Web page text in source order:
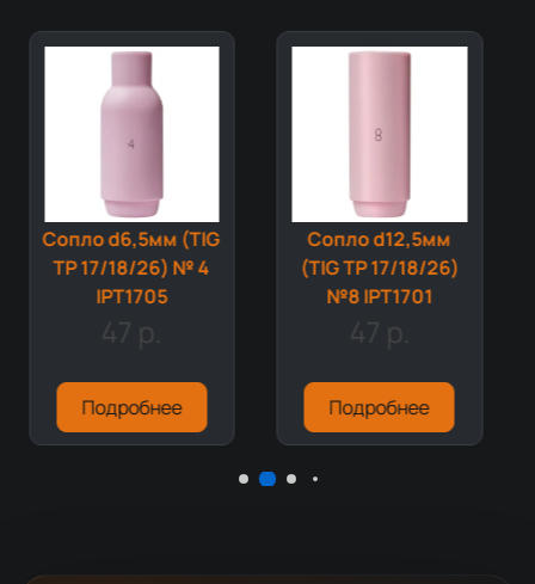
Сопло d12,5мм
(TIG TP 17/18/26)
№8 IPT1701
47 р.
Подробнее
Сопло d11,0мм
(TIG TP 17/18/26)
№ 7 IPT1704
47 р.
Подробнее